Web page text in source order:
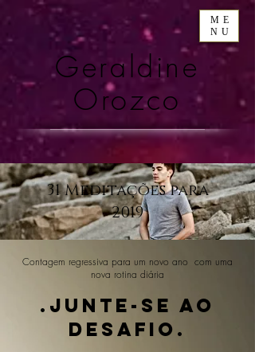
Geraldine
Orozco
ME
NU
31 Meditações para
2019
Contagem regressiva para um novo ano com uma
nova rotina diária
.Junte-se ao
desafio.